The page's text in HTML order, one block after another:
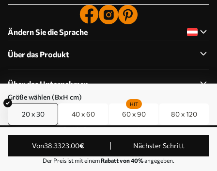
Größe wählen (BxH cm)
20 x 30 40 x 60 60 x 90
HIT
80 x 120
von38.3323.00€ Nächster Schritt
Der Preis ist mit einemRabatt von 40%angegeben.
Ändern Sie die Sprache
Über das Produkt
Über das Unternehmen
Cookie-Berechtigungen bearbeiten
© 2011-2026 Uwalls . Alle Rechte vorbehalten. Betrieben
von KLW Sp. z o.o. VAT ID: PL9223057591.